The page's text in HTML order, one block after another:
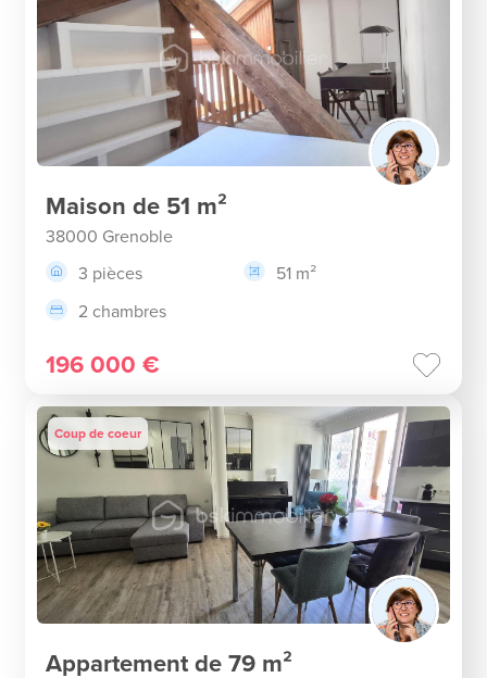
Maison de 51 m²
38000 Grenoble
3 pièces
51 m²
2 chambres
196 000 €
Coup de coeur
Appartement de 79 m²